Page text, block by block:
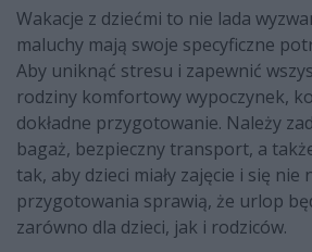
Wakacje z dziećmi to nie lada
maluchy mają swoje specyficzne
Aby uniknąć stresu i zapewnić
rodziny komfortowy wypoczynek,
dokładne przygotowanie. Należy
bagaż, bezpieczny transport, a
tak, aby dzieci miały zajęcie i się nie
przygotowania sprawią, że urlop
zarówno dla dzieci, jak i rodziców.